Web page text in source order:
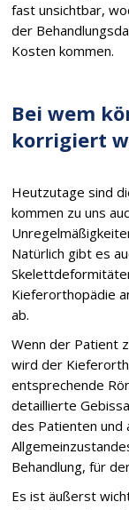
fast unsichtbar,
der
Kosten kommen.
Bei wem
korrigiert
Heutzutage sind
kommen zu uns
Natürlich gibt es
Kieferorthopädie
ab.
Wenn der Patient
wird der
entsprechende
detaillierte
des Patienten und
Behandlung, für
Es ist äußerst